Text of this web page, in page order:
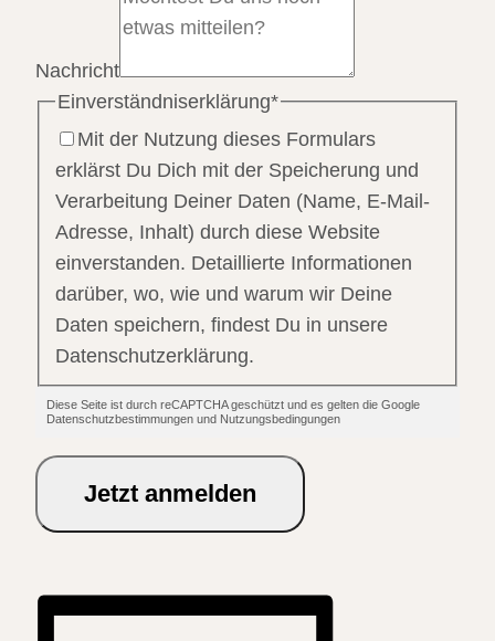
Nachricht
Einverständniserklärung*
Mit der Nutzung dieses Formulars
erklärst Du Dich mit der Speicherung und
Verarbeitung Deiner Daten (Name, E-Mail-
Adresse, Inhalt) durch diese Website
einverstanden. Detaillierte Informationen
darüber, wo, wie und warum wir Deine
Daten speichern, findest Du in unsere
Datenschutzerklärung.
Diese Seite ist durch reCAPTCHA geschützt und es gelten die Google
Datenschutzbestimmungen und Nutzungsbedingungen
Jetzt anmelden